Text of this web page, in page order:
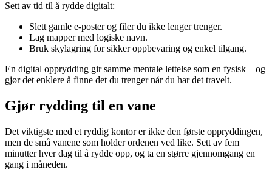
Sett av tid til å rydde digitalt:
Slett gamle e-poster og filer du ikke lenger trenger.
Lag mapper med logiske navn.
Bruk skylagring for sikker oppbevaring og enkel tilgang.
En digital opprydding gir samme mentale lettelse som en fysisk – og
gjør det enklere å finne det du trenger når du har det travelt.
Gjør rydding til en vane
Det viktigste med et ryddig kontor er ikke den første oppryddingen,
men de små vanene som holder ordenen ved like. Sett av fem
minutter hver dag til å rydde opp, og ta en større gjennomgang en
gang i måneden.